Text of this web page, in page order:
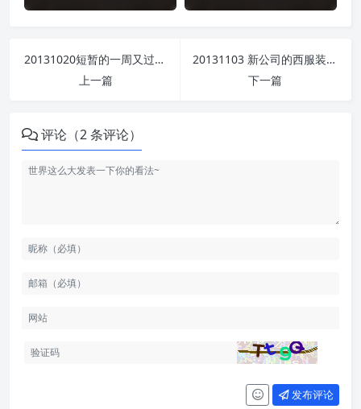
20131020短暂的一周又过去！
上一篇
20131103 新公司的西服装终于下来喽！
下一篇
评论（2 条评论）
发布评论